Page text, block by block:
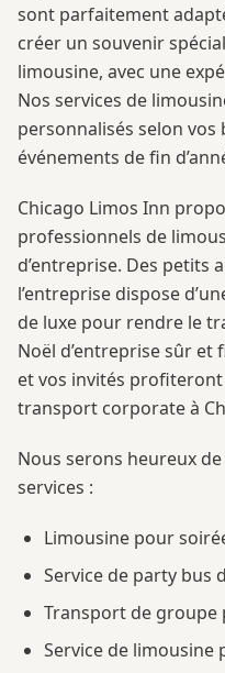
sont parfaitement
créer un souvenir
limousine, avec une
Nos services de
personnalisés selon
événements de fin
Chicago Limos Inn
professionnels de
d’entreprise. Des petits
l’entreprise dispose
de luxe pour rendre le
Noël d’entreprise sûr et
et vos invités
transport corporate à
Nous serons heureux
services :
Limousine pour
Service de party bus
Transport de groupe
Service de limousine